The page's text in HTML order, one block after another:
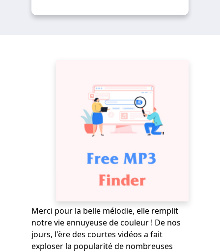
Merci pour la belle mélodie, elle remplit
notre vie ennuyeuse de couleur ! De nos
jours, l'ère des courtes vidéos a fait
exploser la popularité de nombreuses